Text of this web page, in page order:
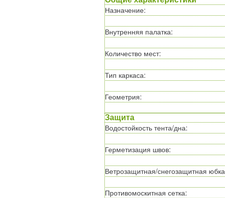
Назначение:
Внутренняя палатка:
Количество мест:
Тип каркаса:
Геометрия:
Защита
Водостойкость тента/дна:
Герметизация швов:
Ветрозащитная/снегозащитная юбка
Противомоскитная сетка: